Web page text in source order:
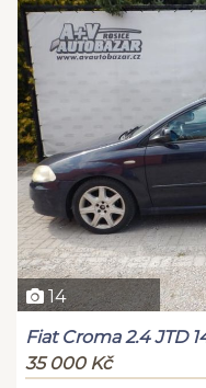
14
Fiat Croma 2.4 JTD
35 000 Kč